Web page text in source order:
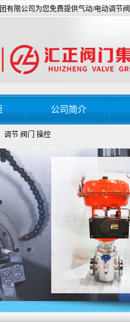
有限公司为您免费提供气动/电动调节
公司简介
调节 阀门 操控